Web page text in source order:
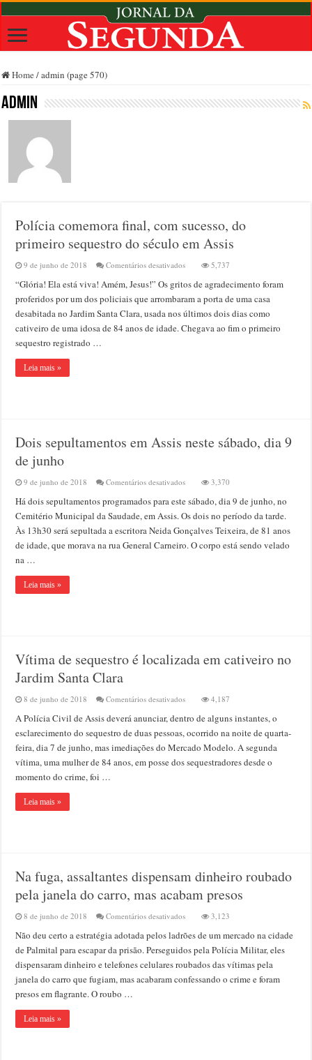
Home /admin (page 570)
admin
Polícia comemora final, com sucesso, do
primeiro sequestro do século em Assis
9 de junho de 2018 Comentários desativadosem
comemora
final,
sucesso,
do
5,737
“Glória! Ela está viva! Amém, Jesus!” Os gritos de agradecimento foram
proferidos por um dos policiais que arrombaram a porta de uma casa
desabitada no Jardim Santa Clara, usada nos últimos dois dias como
cativeiro de uma idosa de 84 anos de idade. Chegava ao fim o primeiro
sequestro registrado …
Leia mais »
Dois sepultamentos em Assis neste sábado, dia 9
de junho
9 de junho de 2018 Comentários desativadosem
sepultamentos
em
neste
sábado,
3,370
Há dois sepultamentos programados para este sábado, dia 9 de junho, no
Cemitério Municipal da Saudade, em Assis. Os dois no período da tarde.
Às 13h30 será sepultada a escritora Neida Gonçalves Teixeira, de 81 anos
de idade, que morava na rua General Carneiro. O corpo está sendo velado
na …
Leia mais »
Vítima de sequestro é localizada em cativeiro no
Jardim Santa Clara
8 de junho de 2018 Comentários desativadosem
de
sequestro
localizada
em
4,187
A Polícia Civil de Assis deverá anunciar, dentro de alguns instantes, o
esclarecimento do sequestro de duas pessoas, ocorrido na noite de quarta-
feira, dia 7 de junho, mas imediações do Mercado Modelo. A segunda
vítima, uma mulher de 84 anos, em posse dos sequestradores desde o
momento do crime, foi …
Leia mais »
Na fuga, assaltantes dispensam dinheiro roubado
pela janela do carro, mas acabam presos
8 de junho de 2018 Comentários desativadosem
fuga,
assaltantes
dispensam
dinheiro
roubado
3,123
Não deu certo a estratégia adotada pelos ladrões de um mercado na cidade
de Palmital para escapar da prisão. Perseguidos pela Polícia Militar, eles
dispensaram dinheiro e telefones celulares roubados das vítimas pela
janela do carro que fugiam, mas acabaram confessando o crime e foram
presos em flagrante. O roubo …
Leia mais »